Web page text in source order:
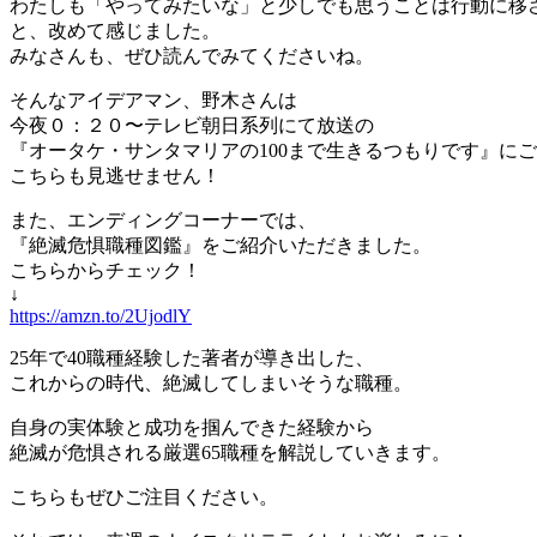
わたしも「やってみたいな」と少しでも思うことは行動に
と、改めて感じました。
みなさんも、ぜひ読んでみてくださいね。
そんなアイデアマン、野木さんは
今夜０：２０〜テレビ朝日系列にて放送の
『オータケ・サンタマリアの100まで生きるつもりです』に
こちらも見逃せません！
また、エンディングコーナーでは、
『絶滅危惧職種図鑑』をご紹介いただきました。
こちらからチェック！
↓
https://amzn.to/2UjodlY
25年で40職種経験した著者が導き出した、
これからの時代、絶滅してしまいそうな職種。
自身の実体験と成功を掴んできた経験から
絶滅が危惧される厳選65職種を解説していきます。
こちらもぜひご注目ください。